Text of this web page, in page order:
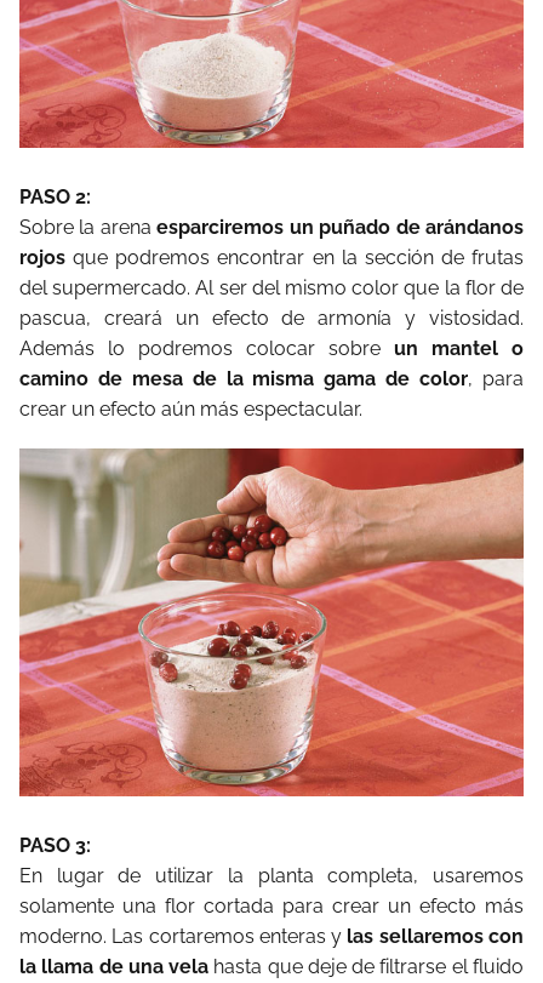
PASO 2:
Sobre la arenaesparciremos un puñado de arándanos
rojos que podremos encontrar en la sección de frutas
del supermercado. Al ser del mismo color que la flor de
pascua, creará un efecto de armonía y vistosidad.
Además lo podremos colocar sobre un mantel o
camino de mesa de la misma gama de color, para
crear un efecto aún más espectacular.
PASO 3:
En lugar de utilizar la planta completa, usaremos
solamente una flor cortada para crear un efecto más
moderno. Las cortaremos enteras y las sellaremos con
la llama de una vela hasta que deje de filtrarse el fluido